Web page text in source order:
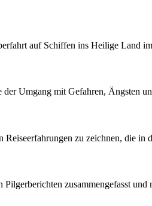
auf Schiffen ins Heilige Land
Umgang mit Gefahren, Ängsten
zu zeichnen, die in
zusammengefasst